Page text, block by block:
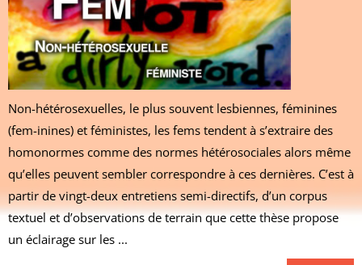
Non-hétérosexuelles, le plus souvent lesbiennes, féminines
(fem-inines) et féministes, les fems tendent à s’extraire des
homonormes comme des normes hétérosociales alors même
qu’elles peuvent sembler correspondre à ces dernières. C’est à
partir de vingt-deux entretiens semi-directifs, d’un corpus
textuel et d’observations de terrain que cette thèse propose
un éclairage sur les ...